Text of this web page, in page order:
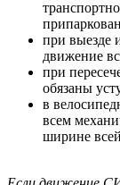
при выезде
движение
при
обязаны
в
всем
ширине